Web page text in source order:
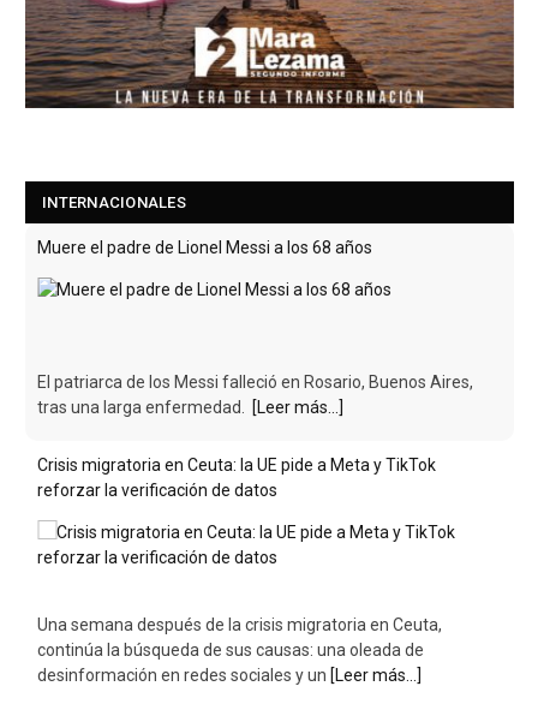
INTERNACIONALES
Muere el padre de Lionel Messi a los 68 años
El patriarca de los Messi falleció en Rosario, Buenos Aires,
tras una larga enfermedad. [Leer más...]
Crisis migratoria en Ceuta: la UE pide a Meta y TikTok
reforzar la verificación de datos
Una semana después de la crisis migratoria en Ceuta,
continúa la búsqueda de sus causas: una oleada de
desinformación en redes sociales y un [Leer más...]